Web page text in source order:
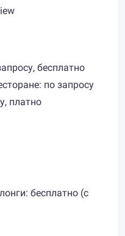
бесплатно
по запросу
платно
бесплатно (с